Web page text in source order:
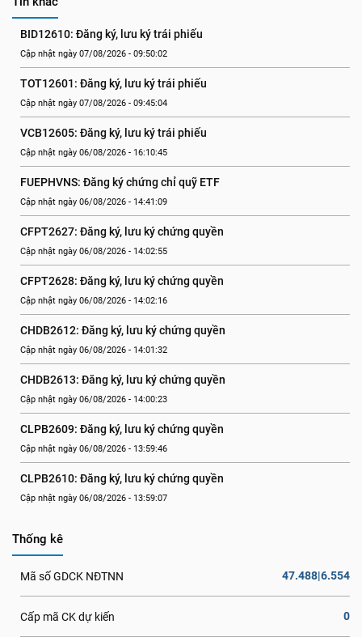
BID12610: Đăng ký, lưu ký trái phiếu
Cập nhật ngày 07/08/2026 - 09:50:02
TOT12601: Đăng ký, lưu ký trái phiếu
Cập nhật ngày 07/08/2026 - 09:45:04
VCB12605: Đăng ký, lưu ký trái phiếu
Cập nhật ngày 06/08/2026 - 16:10:45
FUEPHVNS: Đăng ký chứng chỉ quỹ ETF
Cập nhật ngày 06/08/2026 - 14:41:09
CFPT2627: Đăng ký, lưu ký chứng quyền
Cập nhật ngày 06/08/2026 - 14:02:55
CFPT2628: Đăng ký, lưu ký chứng quyền
Cập nhật ngày 06/08/2026 - 14:02:16
CHDB2612: Đăng ký, lưu ký chứng quyền
Cập nhật ngày 06/08/2026 - 14:01:32
CHDB2613: Đăng ký, lưu ký chứng quyền
Cập nhật ngày 06/08/2026 - 14:00:23
CLPB2609: Đăng ký, lưu ký chứng quyền
Cập nhật ngày 06/08/2026 - 13:59:46
CLPB2610: Đăng ký, lưu ký chứng quyền
Cập nhật ngày 06/08/2026 - 13:59:07
Thống kê
Mã số GDCK NĐTNN 47.488|6.554
Cấp mã CK dự kiến 0